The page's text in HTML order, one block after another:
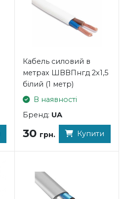
Кабель силовий в
метрах ШВВПнгд 2х1,5
білий (1 метр)
В наявності
Бренд: UA
30 грн. Купити